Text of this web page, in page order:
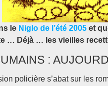
le Niglo de l’été 2005 et
… Déjà … les vieilles
:
policière s’abat sur les